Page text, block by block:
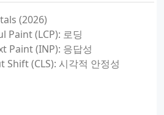
(2026)
Paint (LCP): 로딩
Paint (INP): 응답성
(CLS): 시각적 안정성